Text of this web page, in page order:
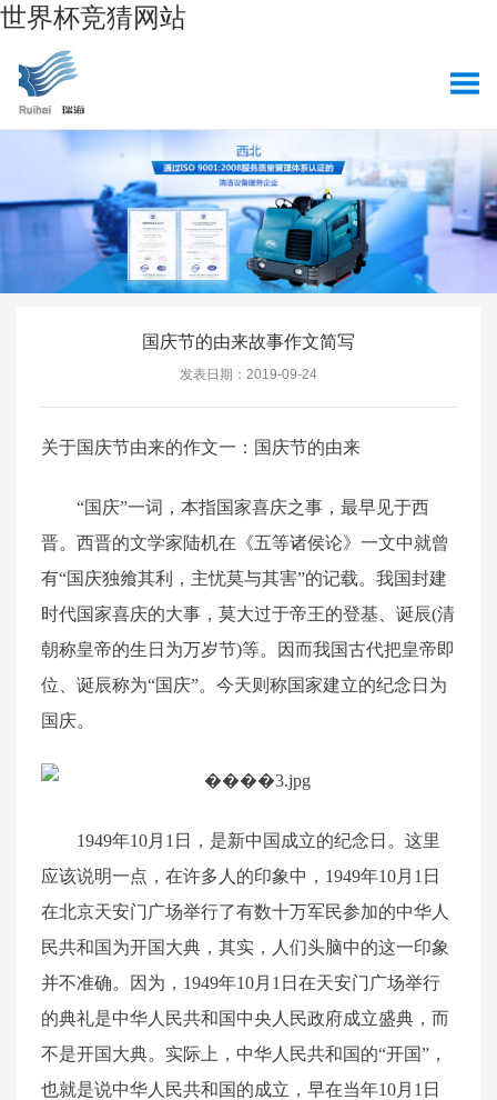
世界杯竞猜网站
国庆节的由来故事作文简写
发表日期：2019-09-24
关于国庆节由来的作文一：国庆节的由来
“国庆”一词，本指国家喜庆之事，最早见于西
晋。西晋的文学家陆机在《五等诸侯论》一文中就曾
有“国庆独飨其利，主忧莫与其害”的记载。我国封建
时代国家喜庆的大事，莫大过于帝王的登基、诞辰(清
朝称皇帝的生日为万岁节)等。因而我国古代把皇帝即
位、诞辰称为“国庆”。今天则称国家建立的纪念日为
国庆。
1949年10月1日，是新中国成立的纪念日。这里
应该说明一点，在许多人的印象中，1949年10月1日
在北京天安门广场举行了有数十万军民参加的中华人
民共和国为开国大典，其实，人们头脑中的这一印象
并不准确。因为，1949年10月1日在天安门广场举行
的典礼是中华人民共和国中央人民政府成立盛典，而
不是开国大典。实际上，中华人民共和国的“开国”，
也就是说中华人民共和国的成立，早在当年10月1日